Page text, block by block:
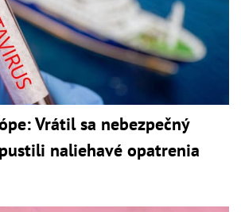
Vrátil sa nebezpečný
naliehavé opatrenia